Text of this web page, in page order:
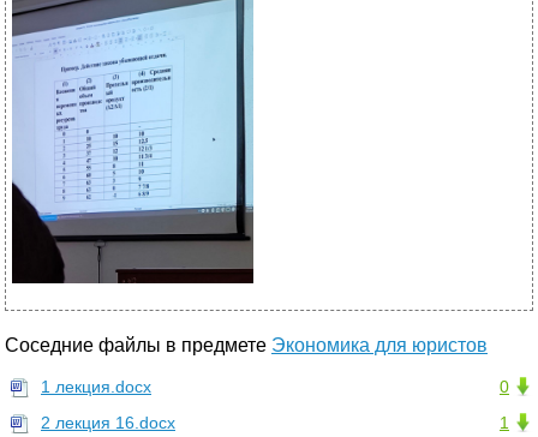
Соседние файлы в предмете Экономика для юристов
0
1 лекция.docx
1
2 лекция 16.docx